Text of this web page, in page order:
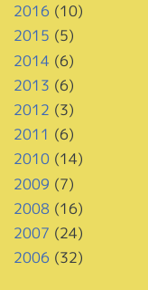
2016 (10)
2015 (5)
2014 (6)
2013 (6)
2012 (3)
2011 (6)
2010(14)
2009 (7)
2008 (16)
2007 (24)
2006 (32)